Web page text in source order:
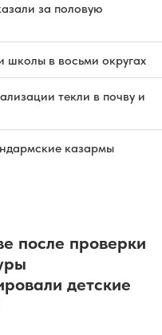
за половую
школы в восьми округах
текли в почву и
казармы
после проверки
детские